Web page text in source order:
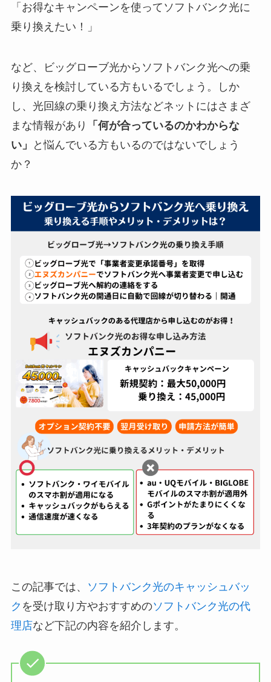
「お得なキャンペーンを使ってソフトバンク光に
乗り換えたい！」
など、ビッグローブ光からソフトバンク光への乗
り換えを検討している方もいるでしょう。しか
し、光回線の乗り換え方法などネットにはさまざ
まな情報があり
「何が合っているのかわからな
い」
と悩んでいる方もいるのではないでしょう
か？
この記事では、
ソフトバンク光のキャッシュバッ
ク を受け取り方やおすすめのソフトバンク光の代
理店など下記の内容を紹介します。